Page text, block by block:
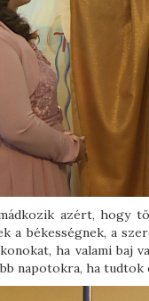
azért, hogy
a békességnek, a
ha valami baj
napotokra, ha